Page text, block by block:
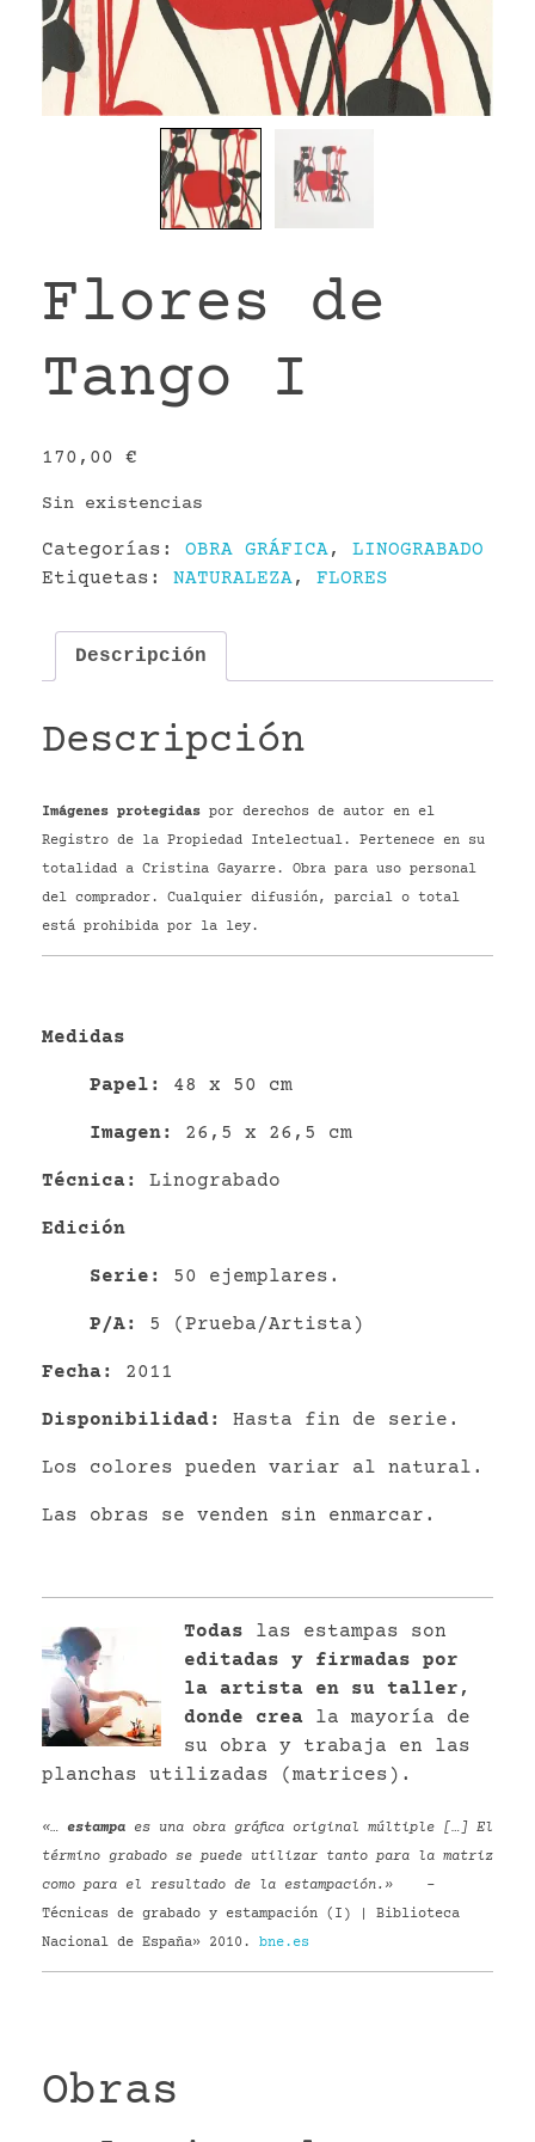
VR
Flores de
Tango I
170,00 €
Sin existencias
Categorías: OBRA GRÁFICA, LINOGRABADO
Etiquetas: NATURALEZA, FLORES
Descripción
Descripción
Imágenes protegidas por derechos de autor en el
Registro de la Propiedad Intelectual. Pertenece en su
totalidad a Cristina Gayarre. Obra para uso personal
del comprador. Cualquier difusión, parcial o total
está prohibida por la ley.
Medidas
Papel : 48 x 50 cm
Imagen: 26,5 x 26,5 cm
Técnica: Linograbado
Edición
Serie: 50 ejemplares.
P/A: 5 (Prueba/Artista)
Fecha: 2011
Disponibilidad: Hasta fin de serie.
Los colores pueden variar al natural.
Las obras se venden sin enmarcar.
Todas las estampas son
editadas y firmadas por
la artista en su taller,
donde crea la mayoría de
su obra y trabaja en las
planchas utilizadas (matrices).
«… estampa es una obra gráfica original múltiple […] El
término grabado se puede utilizar tanto para la matriz
como para el resultado de la estampación.» –
Técnicas de grabado y estampación (I) | Biblioteca
Nacional de España» 2010. bne.es
Obras